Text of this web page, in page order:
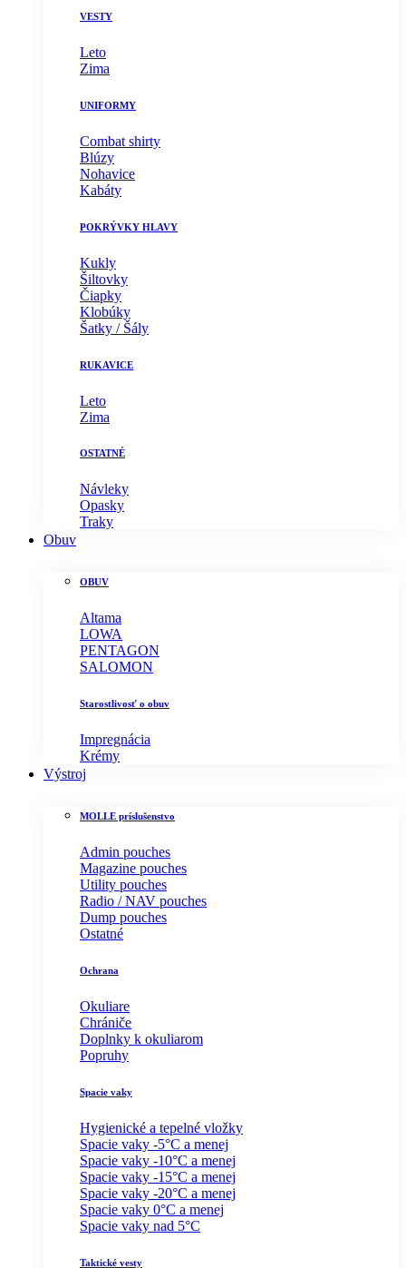
VESTY
Leto
Zima
UNIFORMY
Combat shirty
Blúzy
Nohavice
Kabáty
POKRÝVKY HLAVY
Kukly
Šiltovky
Čiapky
Klobúky
Šatky / Šály
RUKAVICE
Leto
Zima
OSTATNÉ
Návleky
Opasky
Traky
Obuv
OBUV
Altama
LOWA
PENTAGON
SALOMON
Starostlivosť o obuv
Impregnácia
Krémy
Výstroj
MOLLE príslušenstvo
Admin pouches
Magazine pouches
Utility pouches
Radio / NAV pouches
Dump pouches
Ostatné
Ochrana
Okuliare
Chrániče
Doplnky k okuliarom
Popruhy
Spacie vaky
Hygienické a tepelné vložky
Spacie vaky -5°C a menej
Spacie vaky -10°C a menej
Spacie vaky -15°C a menej
Spacie vaky -20°C a menej
Spacie vaky 0°C a menej
Spacie vaky nad 5°C
Taktické vesty